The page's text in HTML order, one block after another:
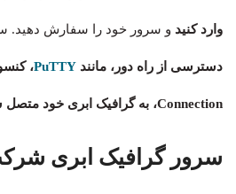
وارد کنید و سرور خود را سفارش دهید.
دسترسی از راه دور، مانند PuTTY
Connection، به گرافیک ابری خود متصل شوید
سرور گر افیک ابری